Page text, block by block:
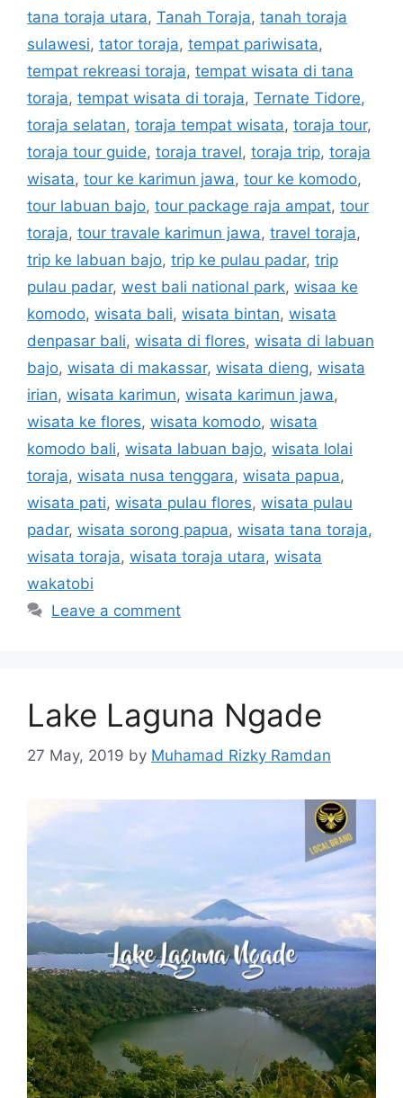
tana toraja utara, Tanah Toraja, tanah toraja
sulawesi, tator toraja, tempat pariwisata,
tempat rekreasi toraja, tempat wisata di tana
toraja, tempat wisata di toraja, Ternate Tidore,
toraja selatan, toraja tempat wisata, toraja tour,
toraja tour guide, toraja travel, toraja trip, toraja
wisata, tour ke karimun jawa, tour ke komodo,
tour labuan bajo, tour package raja ampat, tour
toraja, tour travale karimun jawa, travel toraja,
trip ke labuan bajo, trip ke pulau padar, trip
pulau padar, west bali national park, wisaa ke
komodo, wisata bali, wisata bintan, wisata
denpasar bali, wisata di flores, wisata di labuan
bajo, wisata di makassar, wisata dieng, wisata
irian, wisata karimun, wisata karimun jawa,
wisata ke flores, wisata komodo, wisata
komodo bali, wisata labuan bajo, wisata lolai
toraja, wisata nusa tenggara, wisata papua,
wisata pati, wisata pulau flores, wisata pulau
padar, wisata sorong papua, wisata tana toraja,
wisata toraja, wisata toraja utara, wisata
wakatobi
Leave a comment
Lake Laguna Ngade
27 May, 2019 by Muhamad Rizky Ramdan